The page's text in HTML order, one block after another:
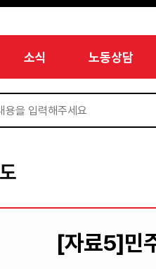
소식 노동상담
[자료5]민